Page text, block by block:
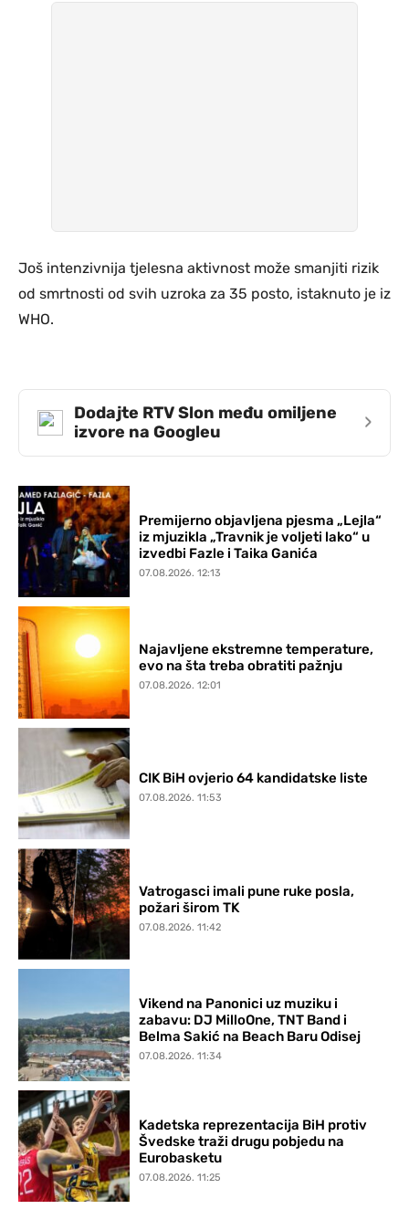
Još intenzivnija tjelesna aktivnost može smanjiti rizik
od smrtnosti od svih uzroka za 35 posto, istaknuto je iz
WHO.
Dodajte RTV Slon među omiljene
izvore na Googleu
›
Premijerno objavljena pjesma „Lejla“
iz mjuzikla „Travnik je voljeti lako“ u
izvedbi Fazle i Taika Ganića
07.08.2026. 12:13
Najavljene ekstremne temperature,
evo na šta treba obratiti pažnju
07.08.2026. 12:01
CIK BiH ovjerio 64 kandidatske liste
07.08.2026. 11:53
Vatrogasci imali pune ruke posla,
požari širom TK
07.08.2026. 11:42
Vikend na Panonici uz muziku i
zabavu: DJ MilloOne, TNT Band i
Belma Sakić na Beach Baru Odisej
07.08.2026. 11:34
Kadetska reprezentacija BiH protiv
Švedske traži drugu pobjedu na
Eurobasketu
07.08.2026. 11:25